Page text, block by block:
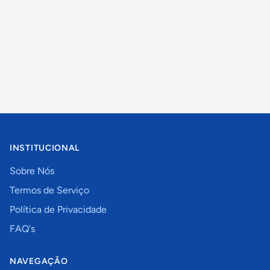
INSTITUCIONAL
Sobre Nós
Termos de Serviço
Política de Privacidade
FAQ's
NAVEGAÇÃO